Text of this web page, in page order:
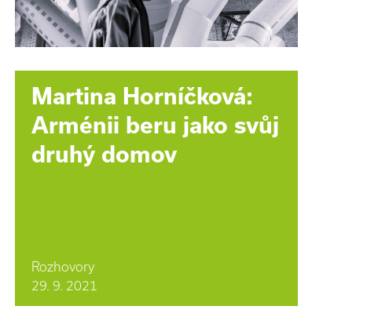
Martina Horníčková:
Arménii beru jako svůj
druhý domov
Rozhovory
29. 9. 2021